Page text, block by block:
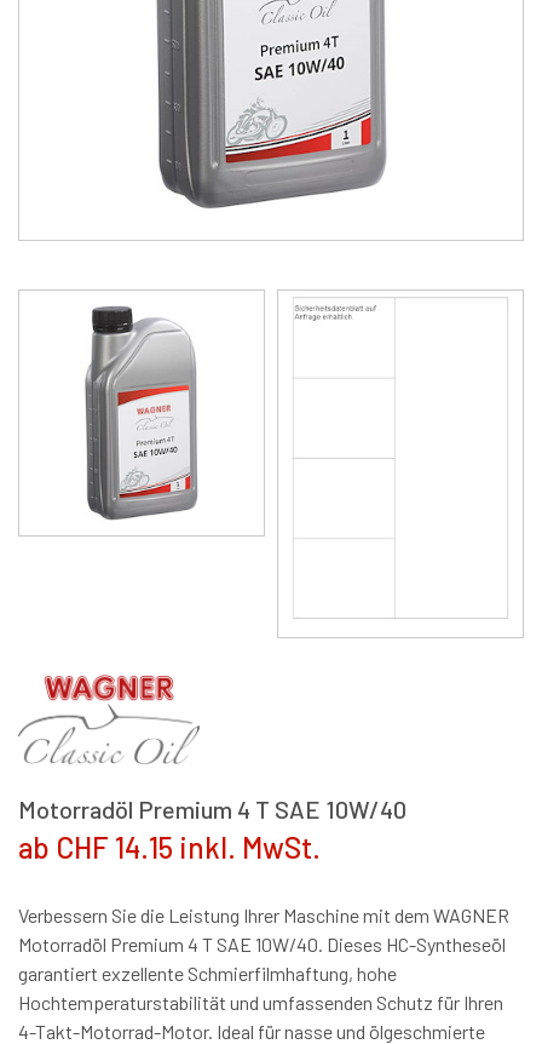
Motorradöl Premium 4 T SAE 10W/40
ab CHF 14.15 inkl. MwSt.
Verbessern Sie die Leistung Ihrer Maschine mit dem WAGNER
Motorradöl Premium 4 T SAE 10W/40. Dieses HC-Syntheseöl
garantiert exzellente Schmierfilmhaftung, hohe
Hochtemperaturstabilität und umfassenden Schutz für Ihren
4-Takt-Motorrad-Motor. Ideal für nasse und ölgeschmierte